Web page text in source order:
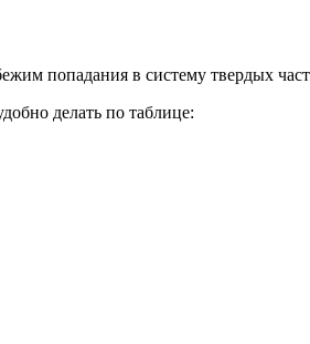
попадания в систему твердых
делать по таблице: